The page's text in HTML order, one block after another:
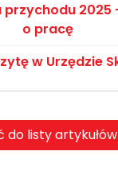
przychodu 2025
o pracę
w Urzędzie
do listy artykułów